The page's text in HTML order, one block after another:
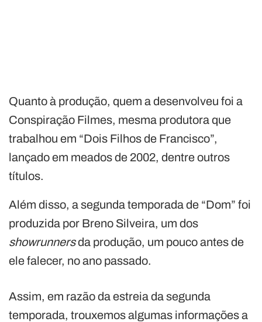
Quanto à produção, quem a desenvolveu foi a
Conspiração Filmes, mesma produtora que
trabalhou em “Dois Filhos de Francisco”,
lançado em meados de 2002, dentre outros
títulos.
Além disso, a segunda temporada de “Dom” foi
produzida por Breno Silveira, um dos
showrunnersda produção, um pouco antes de
ele falecer, no ano passado.
Assim, em razão da estreia da segunda
temporada, trouxemos algumas informações a